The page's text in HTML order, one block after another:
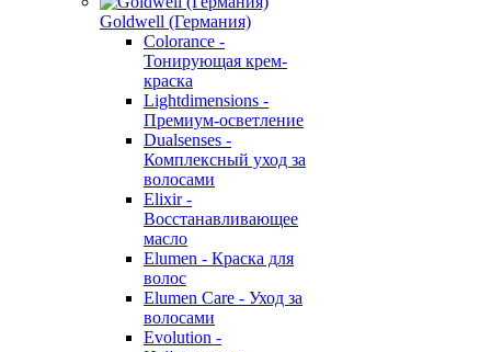
Goldwell (Германия)
Colorance -
Тонирующая крем-
краска
Lightdimensions -
Премиум-осветление
Dualsenses -
Комплексный уход за
волосами
Elixir -
Восстанавливающее
масло
Elumen - Краска для
волос
Elumen Care - Уход за
волосами
Evolution -